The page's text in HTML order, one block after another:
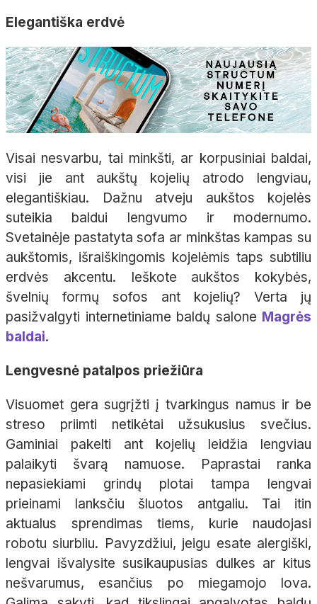
Elegantiška erdvė
Visai nesvarbu, tai minkšti, ar korpusiniai baldai,
visi jie ant aukštų kojelių atrodo lengviau,
elegantiškiau. Dažnu atveju aukštos kojelės
suteikia baldui lengvumo ir modernumo.
Svetainėje pastatyta sofa ar minkštas kampas su
aukštomis, išraiškingomis kojelėmis taps subtiliu
erdvės akcentu. Ieškote aukštos kokybės,
švelnių formų sofos ant kojelių? Verta jų
pasižvalgyti internetiniame baldų salone Magrės
baldai.
Lengvesnė patalpos priežiūra
Visuomet gera sugrįžti į tvarkingus namus ir be
streso priimti netikėtai užsukusius svečius.
Gaminiai pakelti ant kojelių leidžia lengviau
palaikyti švarą namuose. Paprastai ranka
nepasiekiami grindų plotai tampa lengvai
prieinami lanksčiu šluotos antgaliu. Tai itin
aktualus sprendimas tiems, kurie naudojasi
robotu siurbliu. Pavyzdžiui, jeigu esate alergiški,
lengvai išvalysite susikaupusias dulkes ar kitus
nešvarumus, esančius po miegamojo lova.